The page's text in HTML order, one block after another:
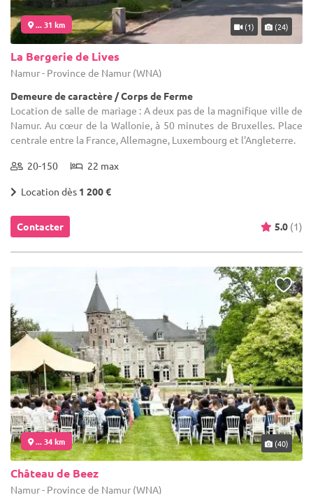
... 31 km (1) (24)
La Bergerie de Lives
Namur - Province de Namur (WNA)
Demeure de caractère / Corps de Ferme
Location de salle de mariage : A deux pas de la magnifique ville de
Namur. Au cœur de la Wallonie, à 50 minutes de Bruxelles. Place
centrale entre la France, Allemagne, Luxembourg et l'Angleterre.
20-150 22 max
Location dès 1 200 €
Contacter 5.0 (1)
... 34 km (40)
Château de Beez
Namur - Province de Namur (WNA)